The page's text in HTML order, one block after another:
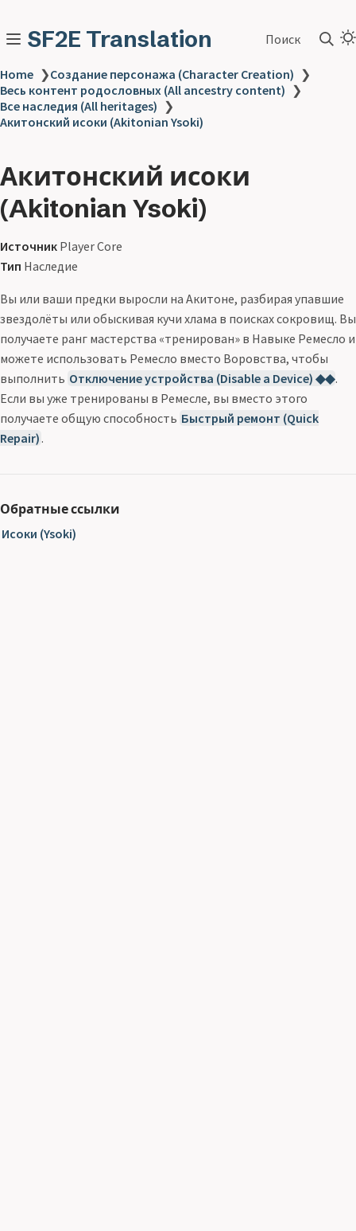
SF2E Translation Поиск
Home ❯Создание персонажа (Character Creation) ❯
Весь контент родословных (All ancestry content) ❯
Все наследия (All heritages) ❯
Акитонский исоки (Akitonian Ysoki)
Акитонский исоки
(Akitonian Ysoki)
Источник Player Core
Тип Наследие
Вы или ваши предки выросли на Акитоне, разбирая упавшие
звездолёты или обыскивая кучи хлама в поисках сокровищ. Вы
получаете ранг мастерства «тренирован» в Навыке Ремесло и
можете использовать Ремесло вместо Воровства, чтобы
выполнить Отключение устройства (Disable a Device) ◆◆.
Если вы уже тренированы в Ремесле, вы вместо этого
получаете общую способность Быстрый ремонт (Quick
Repair) .
Обратные ссылки
Исоки (Ysoki)